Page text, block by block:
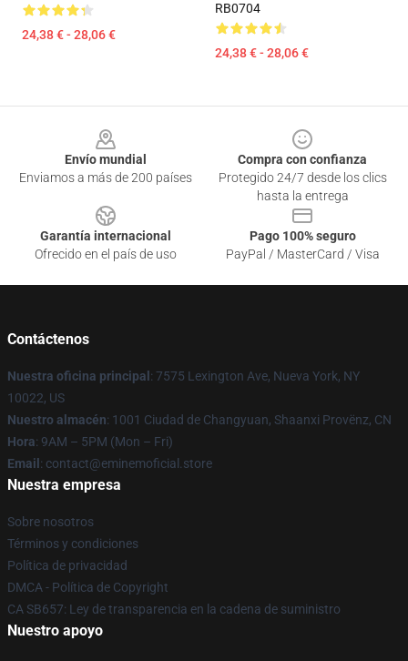
24,38 € - 28,06 €
RB0704
24,38 € - 28,06 €
Envío mundial
Enviamos a más de 200 países
Compra con confianza
Protegido 24/7 desde los clics
hasta la entrega
Garantía internacional
Ofrecido en el país de uso
Pago 100% seguro
PayPal / MasterCard / Visa
Contáctenos
Nuestra oficina principal : 7575 Lexington Ave, Nueva York, NY
10022, US
Nuestro almacén: 1001 Ciudad de Changyuan, Shaanxi Provënz, CN
Hora: 9AM – 5PM (Mon – Fri)
Email : contact@eminemoficial.store
Nuestra empresa
Sobre nosotros
Términos y condiciones
Política de privacidad
DMCA - Política de Copyright
CA SB657: Ley de transparencia en la cadena de suministro
Nuestro apoyo